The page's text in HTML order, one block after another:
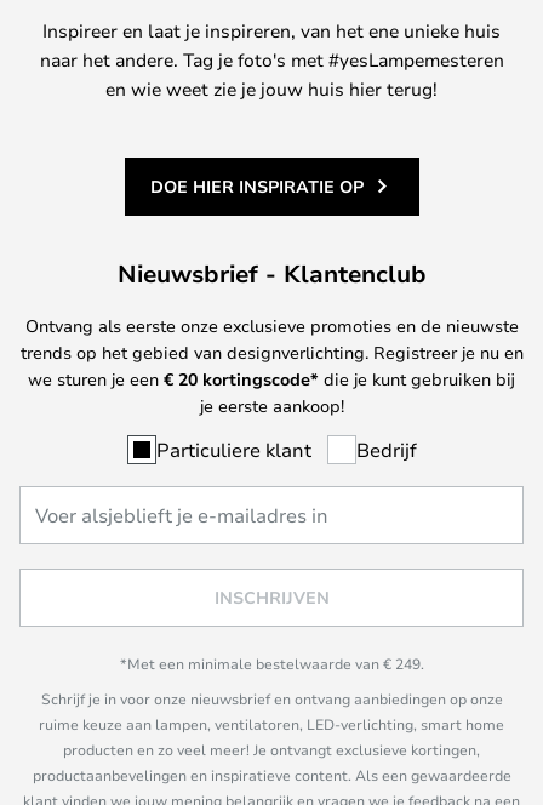
Inspireer en laat je inspireren, van het ene unieke huis
naar het andere. Tag je foto's met #yesLampemesteren
en wie weet zie je jouw huis hier terug!
DOE HIER INSPIRATIE OP
Nieuwsbrief - Klantenclub
Ontvang als eerste onze exclusieve promoties en de nieuwste
trends op het gebied van designverlichting. Registreer je nu en
we sturen je een € 20 kortingscode* die je kunt gebruiken bij
je eerste aankoop!
Particuliere klant Bedrijf
INSCHRIJVEN
*Met een minimale bestelwaarde van € 249.
Schrijf je in voor onze nieuwsbrief en ontvang aanbiedingen op onze
ruime keuze aan lampen, ventilatoren, LED-verlichting, smart home
producten en zo veel meer! Je ontvangt exclusieve kortingen,
productaanbevelingen en inspiratieve content. Als een gewaardeerde
klant vinden we jouw mening belangrijk en vragen we je feedback na een